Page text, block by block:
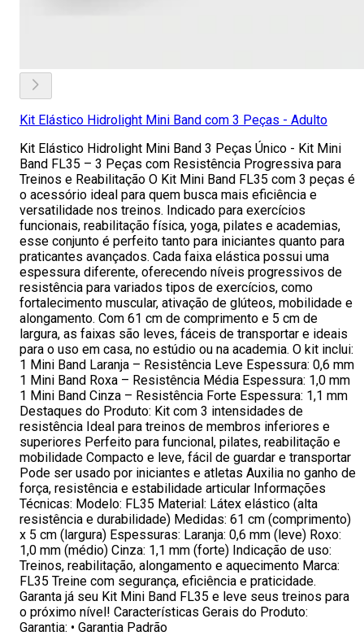
Kit Elástico Hidrolight Mini Band com 3 Peças - Adulto
Kit Elástico Hidrolight Mini Band 3 Peças Único - Kit Mini
Band FL35 – 3 Peças com Resistência Progressiva para
Treinos e Reabilitação O Kit Mini Band FL35 com 3 peças é
o acessório ideal para quem busca mais eficiência e
versatilidade nos treinos. Indicado para exercícios
funcionais, reabilitação física, yoga, pilates e academias,
esse conjunto é perfeito tanto para iniciantes quanto para
praticantes avançados. Cada faixa elástica possui uma
espessura diferente, oferecendo níveis progressivos de
resistência para variados tipos de exercícios, como
fortalecimento muscular, ativação de glúteos, mobilidade e
alongamento. Com 61 cm de comprimento e 5 cm de
largura, as faixas são leves, fáceis de transportar e ideais
para o uso em casa, no estúdio ou na academia. O kit inclui:
1 Mini Band Laranja – Resistência Leve Espessura: 0,6 mm
1 Mini Band Roxa – Resistência Média Espessura: 1,0 mm
1 Mini Band Cinza – Resistência Forte Espessura: 1,1 mm
Destaques do Produto: Kit com 3 intensidades de
resistência Ideal para treinos de membros inferiores e
superiores Perfeito para funcional, pilates, reabilitação e
mobilidade Compacto e leve, fácil de guardar e transportar
Pode ser usado por iniciantes e atletas Auxilia no ganho de
força, resistência e estabilidade articular Informações
Técnicas: Modelo: FL35 Material: Látex elástico (alta
resistência e durabilidade) Medidas: 61 cm (comprimento)
x 5 cm (largura) Espessuras: Laranja: 0,6 mm (leve) Roxo:
1,0 mm (médio) Cinza: 1,1 mm (forte) Indicação de uso:
Treinos, reabilitação, alongamento e aquecimento Marca:
FL35 Treine com segurança, eficiência e praticidade.
Garanta já seu Kit Mini Band FL35 e leve seus treinos para
o próximo nível! Características Gerais do Produto:
Garantia: • Garantia Padrão